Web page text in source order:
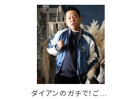
ダイアンのガチで！ごめ